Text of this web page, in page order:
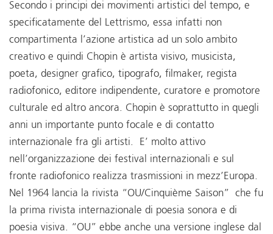
Secondo i principi dei movimenti artistici del tempo, e
specificatamente del Lettrismo, essa infatti non
compartimenta l’azione artistica ad un solo ambito
creativo e quindi Chopin è artista visivo, musicista,
poeta, designer grafico, tipografo, filmaker, regista
radiofonico, editore indipendente, curatore e promotore
culturale ed altro ancora. Chopin è soprattutto in quegli
anni un importante punto focale e di contatto
internazionale fra gli artisti. E’ molto attivo
nell’organizzazione dei festival internazionali e sul
fronte radiofonico realizza trasmissioni in mezz’Europa.
Nel 1964 lancia la rivista “OU/Cinquième Saison” che fu
la prima rivista internazionale di poesia sonora e di
poesia visiva. “OU” ebbe anche una versione inglese dal